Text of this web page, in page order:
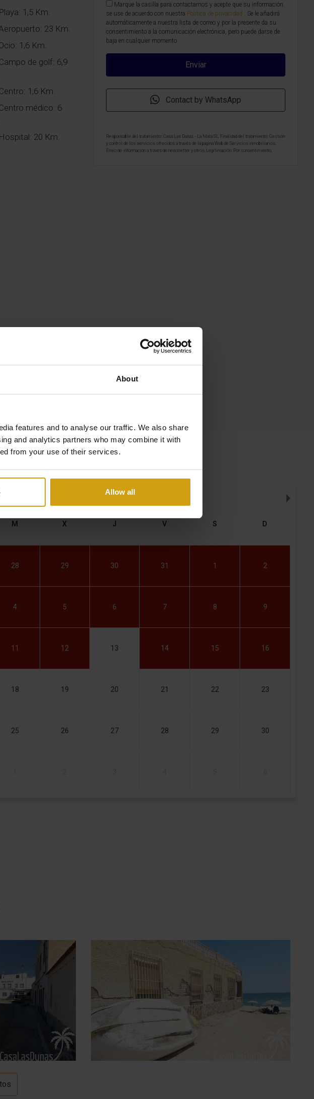
About
features and to analyse our traffic. We also share
and analytics partners who may combine it with
from your use of their services.
Allow all
Playa: 1,5 Km.
23 Km.
1,6 Km.
de golf: 6,9
1,6 Km.
médico: 6
Hospital: 20 Km.
Marque la casilla para contactarnos y acepte que su información
se use de acuerdo con nuestra Política de privacidad
. Se le añadirá
automáticamente a nuestra lista de correo y por la presente da su
consentimiento a la comunicación electrónica, pero puede darse de
baja en cualquier momento.
Contact by WhatsApp
Responsable del tratamiento: Casa Las Dunas - La Mata SL, Finalidad del tratamiento: Gestión
y control de los servicios ofrecidos a través de la página Web de Servicios inmobiliarios,
Envío de información a traves de newsletter y otros, Legitimación: Por consentimiento,
AGOSTO,2026
M X J V S D
28 29 30 31 1 2
4 5 6 7 8 9
11 12 13 14 15 16
18 19 20 21 22 23
25 26 27 28 29 30